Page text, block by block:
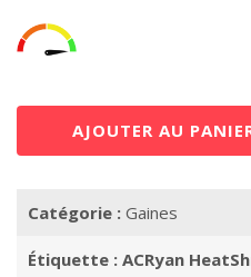
AJOUTER AU
Catégorie : Gaines
Étiquette : ACRyan